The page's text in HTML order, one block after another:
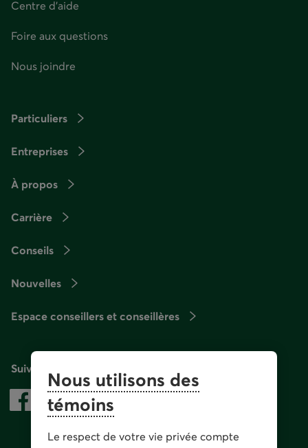
Centre d'aide
Foire aux questions
Nous joindre
Particuliers
Entreprises
À propos
Carrière
Conseils
Nouvelles
Espace conseillers et conseillères
Suivez-nous
Nous utilisons des
témoins
Le respect de votre vie privée compte